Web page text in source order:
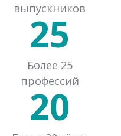
выпускников
25
Более 25
профессий
20